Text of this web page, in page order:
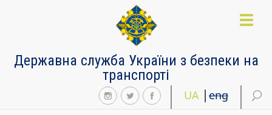
Державна служба України з безпеки на
транспорті
UA eng